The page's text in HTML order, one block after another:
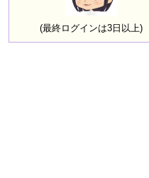
(最終ログインは3日以上)